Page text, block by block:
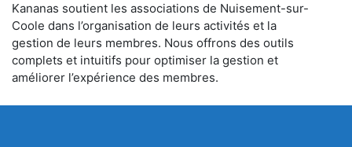
Kananas soutient les associations de Nuisement-sur-
Coole dans l’organisation de leurs activités et la
gestion de leurs membres. Nous offrons des outils
complets et intuitifs pour optimiser la gestion et
améliorer l’expérience des membres.